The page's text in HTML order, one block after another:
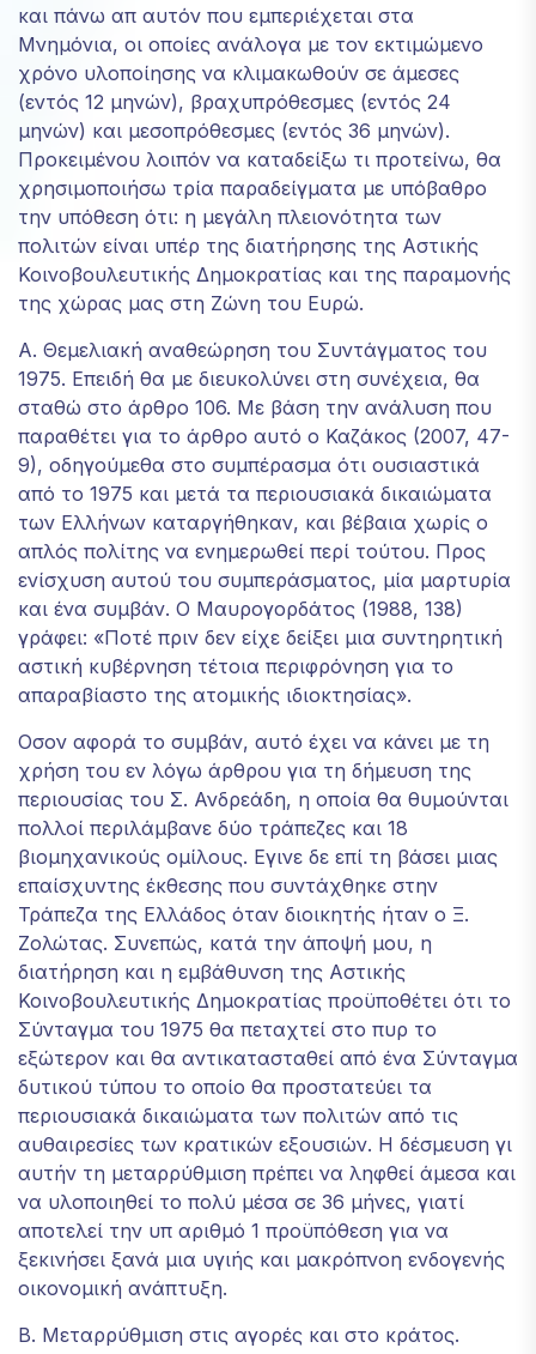
και πάνω απ αυτόν που εμπεριέχεται στα
Μνημόνια, οι οποίες ανάλογα με τον εκτιμώμενο
χρόνο υλοποίησης να κλιμακωθούν σε άμεσες
(εντός 12 μηνών), βραχυπρόθεσμες (εντός 24
μηνών) και μεσοπρόθεσμες (εντός 36 μηνών).
Προκειμένου λοιπόν να καταδείξω τι προτείνω, θα
χρησιμοποιήσω τρία παραδείγματα με υπόβαθρο
την υπόθεση ότι: η μεγάλη πλειονότητα των
πολιτών είναι υπέρ της διατήρησης της Αστικής
Κοινοβουλευτικής Δημοκρατίας και της παραμονής
της χώρας μας στη Ζώνη του Ευρώ.
Α. Θεμελιακή αναθεώρηση του Συντάγματος του
1975. Επειδή θα με διευκολύνει στη συνέχεια, θα
σταθώ στο άρθρο 106. Με βάση την ανάλυση που
παραθέτει για το άρθρο αυτό ο Καζάκος (2007, 47-
9), οδηγούμεθα στο συμπέρασμα ότι ουσιαστικά
από το 1975 και μετά τα περιουσιακά δικαιώματα
των Ελλήνων καταργήθηκαν, και βέβαια χωρίς ο
απλός πολίτης να ενημερωθεί περί τούτου. Προς
ενίσχυση αυτού του συμπεράσματος, μία μαρτυρία
και ένα συμβάν. Ο Μαυρογορδάτος (1988, 138)
γράφει: «Ποτέ πριν δεν είχε δείξει μια συντηρητική
αστική κυβέρνηση τέτοια περιφρόνηση για το
απαραβίαστο της ατομικής ιδιοκτησίας».
Οσον αφορά το συμβάν, αυτό έχει να κάνει με τη
χρήση του εν λόγω άρθρου για τη δήμευση της
περιουσίας του Σ. Ανδρεάδη, η οποία θα θυμούνται
πολλοί περιλάμβανε δύο τράπεζες και 18
βιομηχανικούς ομίλους. Εγινε δε επί τη βάσει μιας
επαίσχυντης έκθεσης που συντάχθηκε στην
Τράπεζα της Ελλάδος όταν διοικητής ήταν ο Ξ.
Ζολώτας. Συνεπώς, κατά την άποψή μου, η
διατήρηση και η εμβάθυνση της Αστικής
Κοινοβουλευτικής Δημοκρατίας προϋποθέτει ότι το
Σύνταγμα του 1975 θα πεταχτεί στο πυρ το
εξώτερον και θα αντικατασταθεί από ένα Σύνταγμα
δυτικού τύπου το οποίο θα προστατεύει τα
περιουσιακά δικαιώματα των πολιτών από τις
αυθαιρεσίες των κρατικών εξουσιών. Η δέσμευση γι
αυτήν τη μεταρρύθμιση πρέπει να ληφθεί άμεσα και
να υλοποιηθεί το πολύ μέσα σε 36 μήνες, γιατί
αποτελεί την υπ αριθμό 1 προϋπόθεση για να
ξεκινήσει ξανά μια υγιής και μακρόπνοη ενδογενής
οικονομική ανάπτυξη.
Β. Μεταρρύθμιση στις αγορές και στο κράτος.